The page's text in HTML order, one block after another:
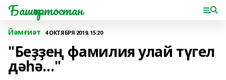
Башҡортостан
Йәмғиәт 4 ОКТЯБРЯ 2019, 15:20
"Беҙҙең фамилия улай түгел
дәһә…"